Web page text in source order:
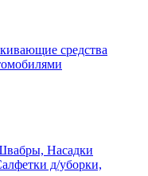
средства
Насадки
д/уборки,